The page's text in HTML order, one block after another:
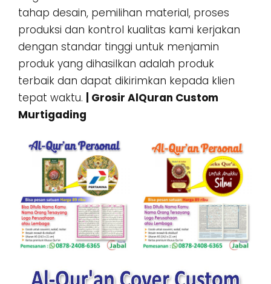
tahap desain, pemilihan material, proses
produksi dan kontrol kualitas kami kerjakan
dengan standar tinggi untuk menjamin
produk yang dihasilkan adalah produk
terbaik dan dapat dikirimkan kepada klien
tepat waktu.
| Grosir AlQuran Custom
Murtigading